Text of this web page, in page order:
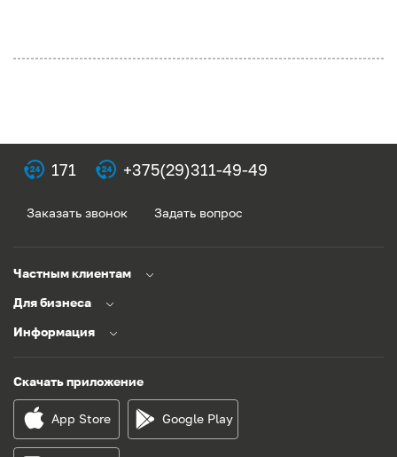
171 +375(29)311-49-49
Заказать звонок Задать вопрос
Частным клиентам
Для бизнеса
Информация
Скачать приложение
App Store Google Play